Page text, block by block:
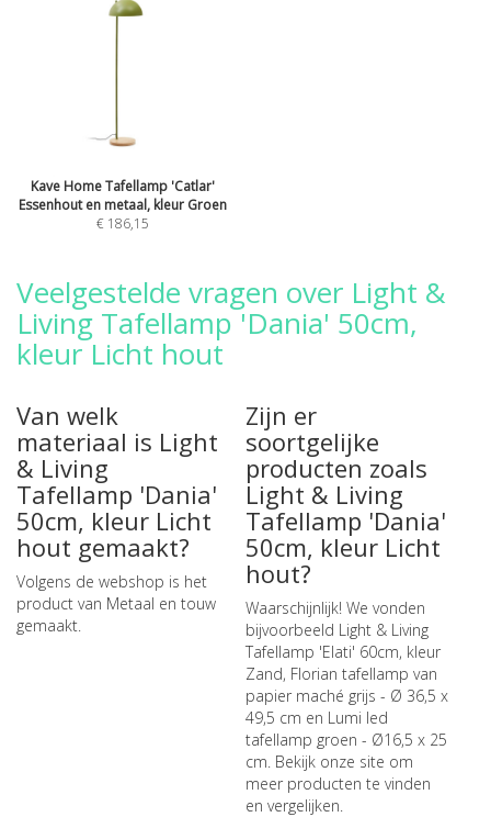
Kave Home Tafellamp 'Catlar'
Essenhout en metaal, kleur Groen
€ 186,15
Veelgestelde vragen over Light &
Living Tafellamp 'Dania' 50cm,
kleur Licht hout
Van welk
materiaal is Light
& Living
Tafellamp 'Dania'
50cm, kleur Licht
hout gemaakt?
Volgens de webshop is het
product van Metaal en touw
gemaakt.
Zijn er
soortgelijke
producten zoals
Light & Living
Tafellamp 'Dania'
50cm, kleur Licht
hout?
Waarschijnlijk! We vonden
bijvoorbeeld Light & Living
Tafellamp 'Elati' 60cm, kleur
Zand, Florian tafellamp van
papier maché grijs - Ø 36,5 x
49,5 cm en Lumi led
tafellamp groen - Ø16,5 x 25
cm. Bekijk onze site om
meer producten te vinden
en vergelijken.